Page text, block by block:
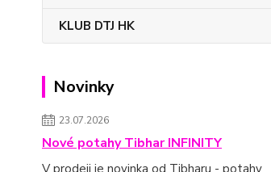
KLUB DTJ HK
Novinky
23.07.2026
Nové potahy Tibhar INFINITY
V prodeji je novinka od Tibharu - potahy